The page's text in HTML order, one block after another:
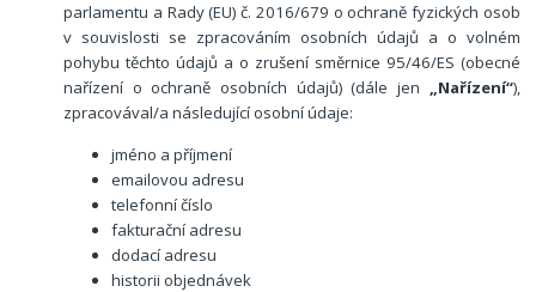
parlamentu a Rady (EU) č. 2016/679 o ochraně fyzických osob
v souvislosti se zpracováním osobních údajů a o volném
pohybu těchto údajů a o zrušení směrnice 95/46/ES (obecné
nařízení o ochraně osobních údajů) (dále jen „Nařízení“),
zpracovával/a následující osobní údaje:
jméno a příjmení
emailovou adresu
telefonní číslo
fakturační adresu
dodací adresu
historii objednávek